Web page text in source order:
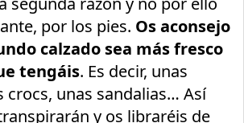
por los pies. Os aconsejo
calzado sea más fresco
tengáis. Es decir, unas
crocs, unas sandalias… Así
y os libraréis de